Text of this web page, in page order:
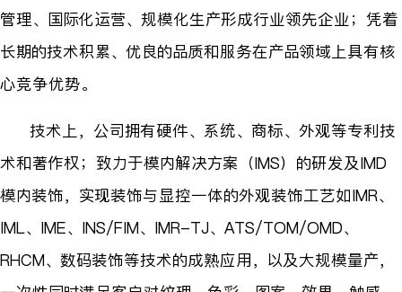
管理、国际化运营、规模化生产形成行业领先企业；凭着
长期的技术积累、优良的品质和服务在产品领域上具有核
心竞争优势。
技术上，公司拥有硬件、系统、商标、外观等专利技
术和著作权；致力于模内解决方案（IMS）的研发及IMD
模内装饰， 实现装饰与显控一体的外观装饰工艺如IMR、
IML、IME、INS/FIM、IMR-TJ、ATS/TOM/OMD、
RHCM、数码装饰等技术的成熟应用，以及大规模量产，